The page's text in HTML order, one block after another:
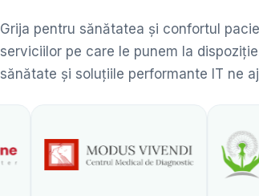
Grija pentru sănătatea și confortul
serviciilor pe care le punem la
sănătate și soluțiile performante IT ne